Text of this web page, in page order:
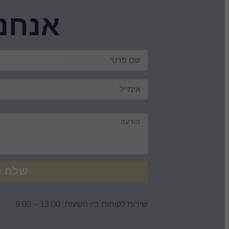
שלח
שירות לקוחות בין השעות: 13:00 – 9:00